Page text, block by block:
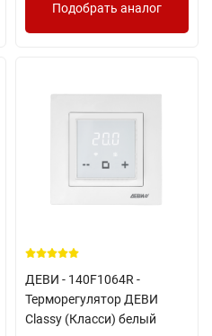
Подобрать аналог
ДЕВИ - 140F1064R -
Терморегулятор ДЕВИ
Classy (Класси) белый